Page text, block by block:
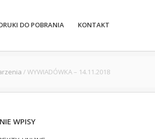
DO POBRANIA KONTAKT
/ WYWIADÓWKA – 14.11.2018
WPISY